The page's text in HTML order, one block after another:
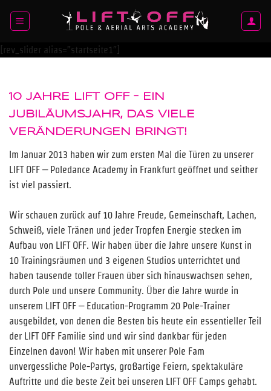
Inhalt
[rev_slider alias=”startseite1″]
10 JAHRE LIFT OFF – EIN
JUBILÄUMSJAHR, DAS VIELE
VERÄNDERUNGEN BRINGT!
Im Januar 2013 haben wir zum ersten Mal die Türen zu unserer
LIFT OFF – Poledance Academy in Frankfurt geöffnet und seither
ist viel passiert.
Wir schauen zurück auf 10 Jahre Freude, Gemeinschaft, Lachen,
Schweiß, viele Tränen und jeder Tropfen Energie stecken im
Aufbau von LIFT OFF. Wir haben über die Jahre unsere Kunst in
10 Trainingsräumen und 3 eigenen Studios unterrichtet und
haben tausende toller Frauen über sich hinauswachsen sehen,
durch Pole und unsere Community. Über die Jahre wurde in
unserem LIFT OFF – Education-Programm 20 Pole-Trainer
ausgebildet, von denen die Besten bis heute ein essentieller Teil
der LIFT OFF Familie sind und wir sind dankbar für jeden
Einzelnen davon! Wir haben mit unserer Pole Fam
unvergessliche Pole-Partys, großartige Feiern, spektakuläre
Auftritte und die beste Zeit bei unseren LIFT OFF Camps gehabt.